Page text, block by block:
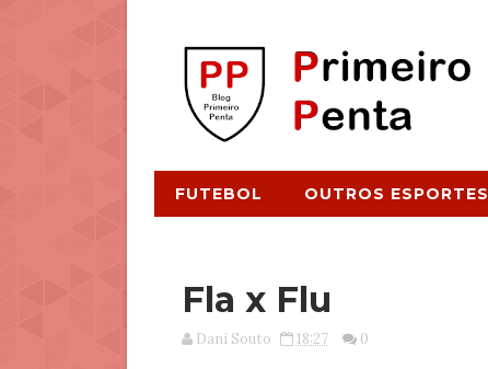
FUTEBOL OUTROS ESPORTES
Fla x Flu
Dani Souto 18:27 0